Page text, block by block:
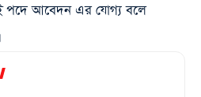
পদে আবেদন এর যোগ্য বলে